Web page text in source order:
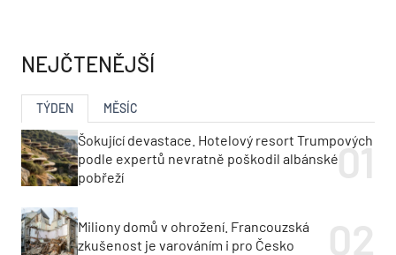
NEJČTENĚJŠÍ
TÝDEN MĚSÍC
Šokující devastace. Hotelový resort Trumpových
podle expertů nevratně poškodil albánské
pobřeží
Miliony domů v ohrožení. Francouzská
zkušenost je varováním i pro Česko